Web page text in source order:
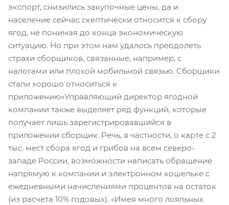
экспорт, снизились закупочные цены, да и
население сейчас скептически относится к сбору
ягод, не понимая до конца экономическую
ситуацию. Но при этом нам удалось преодолеть
страхи сборщиков, связанные, например, с
налогами или плохой мобильной связью. Сборщики
стали хорошо относиться к
приложению»Управляющий директор ягодной
компании также выделяет ряд функций, которые
получает лишь зарегистрировавшийся в
приложении сборщик. Речь, в частности, о карте с 2
тыс. мест сбора ягод и грибов на всем северо-
западе России, возможности написать обращение
напрямую к компании и электронном кошельке с
ежедневными начислениями процентов на остаток
(из расчета 10% годовых). «Имея много лояльных